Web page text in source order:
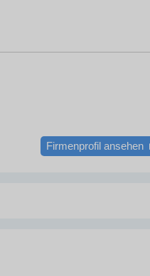
Firmenprofil ansehen